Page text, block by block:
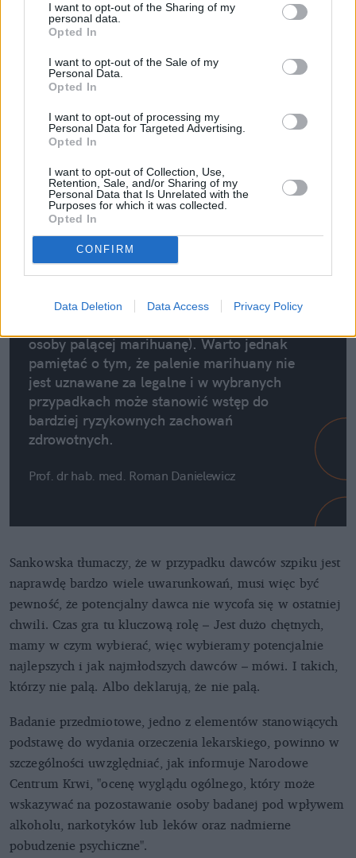
I want to opt-out of the Sharing of my
personal data.
Opted In
I want to opt-out of the Sale of my
Personal Data.
Opted In
I want to opt-out of processing my
Personal Data for Targeted Advertising.
Opted In
I want to opt-out of Collection, Use,
Retention, Sale, and/or Sharing of my
Personal Data that Is Unrelated with the
Purposes for which it was collected.
Opted In
CONFIRM
Data Deletion Data Access Privacy Policy
prof. dr hab. med. Roman Danielewicz.
Prof. dr hab. med. Roman Danielewicz
Decyzję podejmuje lekarz po zapoznaniu
się z dokumentacją potencjalnego dawcy
i po jego zbadaniu. Bez znajomości
wypowiadać się, co do jednostkowej
osoby palącej marihuanę). Warto jednak
pamiętać o tym, że palenie marihuany nie
jest uznawane za legalne i w wybranych
przypadkach może stanowić wstęp do
bardziej ryzykownych zachowań
zdrowotnych.
Sankowska tłumaczy, że w przypadku dawców szpiku jest
naprawdę bardzo wiele uwarunkowań, musi więc być
pewność, że potencjalny dawca nie wycofa się w ostatniej
chwili. Czas gra tu kluczową rolę – Jest dużo chętnych,
mamy w czym wybierać, więc wybieramy potencjalnie
najlepszych i jak najmłodszych dawców – mówi. I takich,
którzy nie palą. Albo deklarują, że nie palą.
Badanie przedmiotowe, jedno z elementów stanowiących
podstawę do wydania orzeczenia lekarskiego, powinno w
szczególności uwzględniać, jak informuje Narodowe
Centrum Krwi, "ocenę wyglądu ogólnego, który może
wskazywać na pozostawanie osoby badanej pod wpływem
alkoholu, narkotyków lub leków oraz nadmierne
pobudzenie psychiczne".